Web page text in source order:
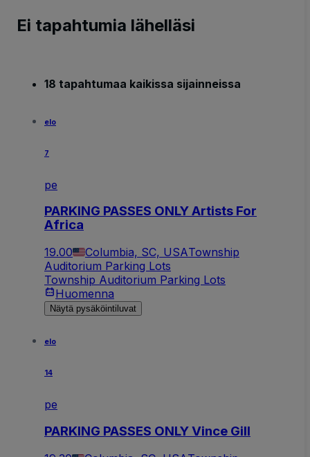
Ei tapahtumia lähelläsi
18 tapahtumaa kaikissa sijainneissa
elo
7
pe
PARKING PASSES ONLY Artists For
Africa
19.00 Columbia, SC, USATownship
Auditorium Parking Lots
Township Auditorium Parking Lots
Huomenna
Näytä pysäköintiluvat
elo
14
pe
PARKING PASSES ONLY Vince Gill